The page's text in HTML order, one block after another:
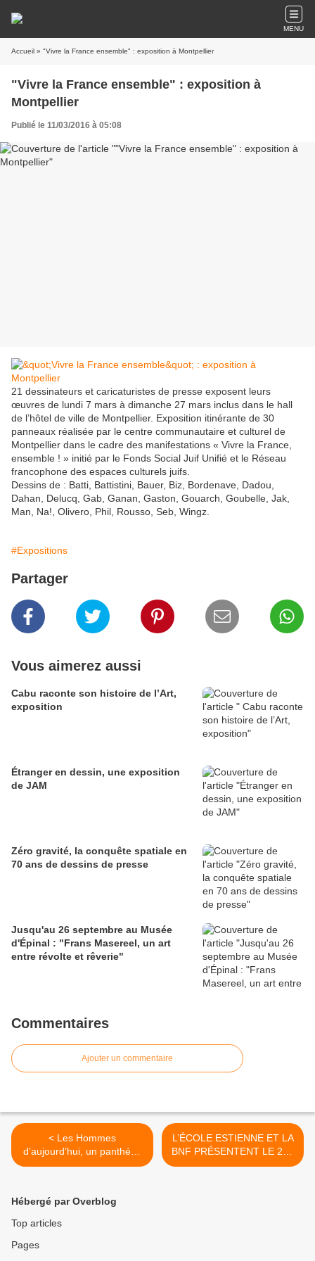
MENU
Accueil » "Vivre la France ensemble" : exposition à Montpellier
"Vivre la France ensemble" : exposition à
Montpellier
Publié le 11/03/2016 à 05:08
21 dessinateurs et caricaturistes de presse exposent leurs
œuvres de lundi 7 mars à dimanche 27 mars inclus dans le hall
de l’hôtel de ville de Montpellier. Exposition itinérante de 30
panneaux réalisée par le centre communautaire et culturel de
Montpellier dans le cadre des manifestations « Vivre la France,
ensemble ! » initié par le Fonds Social Juif Unifié et le Réseau
francophone des espaces culturels juifs.
Dessins de : Batti, Battistini, Bauer, Biz, Bordenave, Dadou,
Dahan, Delucq, Gab, Ganan, Gaston, Gouarch, Goubelle, Jak,
Man, Na!, Olivero, Phil, Rousso, Seb, Wingz.
#Expositions
Partager
Vous aimerez aussi
Cabu raconte son histoire de l’Art,
exposition
Étranger en dessin, une exposition
de JAM
Zéro gravité, la conquête spatiale en
70 ans de dessins de presse
Jusqu'au 26 septembre au Musée
d'Épinal : "Frans Masereel, un art
entre révolte et rêverie"
Commentaires
Ajouter un commentaire
< Les Hommes
d’aujourd’hui, un panthéon
satirique (1878-1899) :
L’ÉCOLE ESTIENNE ET LA
BNF PRÉSENTENT LE 23e
TROPHÉE PRESSE
Hébergé par Overblog
Top articles
Pages